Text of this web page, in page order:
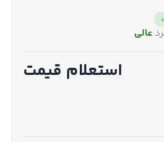
عالی
استعلام قیمت